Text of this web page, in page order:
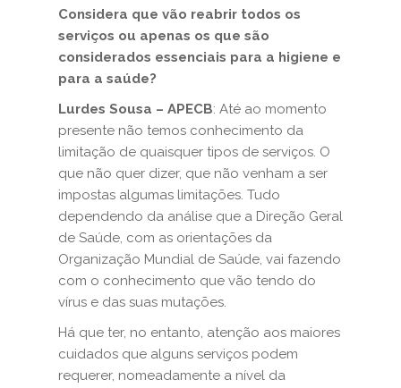
Considera que vão reabrir todos os
serviços ou apenas os que são
considerados essenciais para a higiene e
para a saúde?
Lurdes Sousa – APECB: Até ao momento
presente não temos conhecimento da
limitação de quaisquer tipos de serviços. O
que não quer dizer, que não venham a ser
impostas algumas limitações. Tudo
dependendo da análise que a Direção Geral
de Saúde, com as orientações da
Organização Mundial de Saúde, vai fazendo
com o conhecimento que vão tendo do
vírus e das suas mutações.
Há que ter, no entanto, atenção aos maiores
cuidados que alguns serviços podem
requerer, nomeadamente a nível da